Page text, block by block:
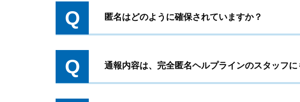
Q 匿名はどのように確保されていますか？
Q 通報内容は、完全匿名ヘルプラインのスタッフに